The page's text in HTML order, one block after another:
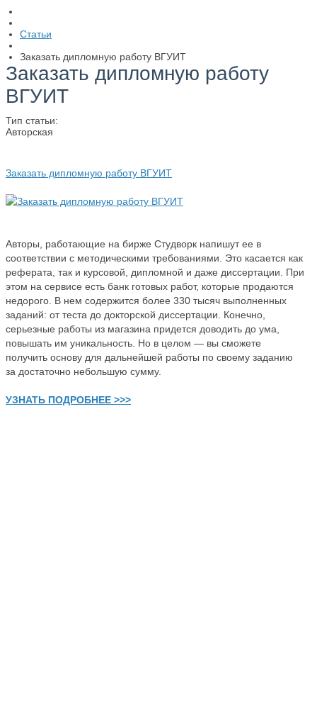
Статьи
Заказать дипломную работу ВГУИТ
Заказать дипломную работу
ВГУИТ
Тип статьи:
Авторская
Заказать дипломную работу ВГУИТ
Авторы, работающие на бирже Студворк напишут ее в
соответствии с методическими требованиями. Это касается как
реферата, так и курсовой, дипломной и даже диссертации. При
этом на сервисе есть банк готовых работ, которые продаются
недорого. В нем содержится более 330 тысяч выполненных
заданий: от теста до докторской диссертации. Конечно,
серьезные работы из магазина придется доводить до ума,
повышать им уникальность. Но в целом — вы сможете
получить основу для дальнейшей работы по своему заданию
за достаточно небольшую сумму.
УЗНАТЬ ПОДРОБНЕЕ >>>